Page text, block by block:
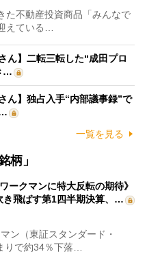
不動産投資商品「みんなで
えている…
ん】二転三転した“成田プロ
…
ん】独占入手“内部議事録”で
一覧を見る
柄」
ークマンに特大反転の期待》
き飛ばす第1四半期決算、…
ン（東証スタンダード・
りで約34％下落…